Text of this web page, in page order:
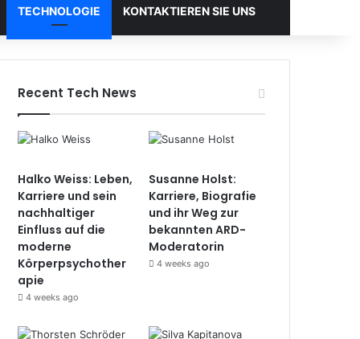
TECHNOLOGIE KONTAKTIEREN SIE UNS
Recent Tech News
Halko Weiss: Leben,
Karriere und sein
nachhaltiger
Einfluss auf die
moderne
Körperpsychother
apie
4 weeks ago
Susanne Holst:
Karriere, Biografie
und ihr Weg zur
bekannten ARD-
Moderatorin
4 weeks ago